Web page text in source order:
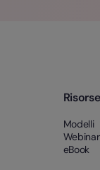
Risorse
Modelli
eBook